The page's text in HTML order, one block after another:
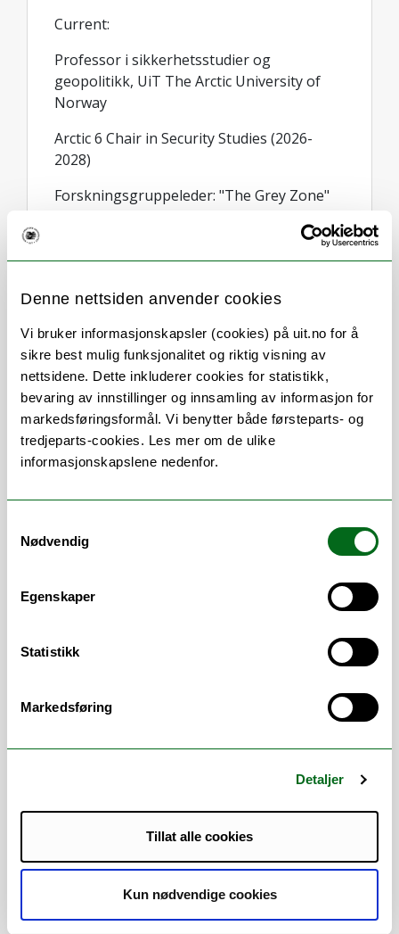
Denne nettsiden anvender cookies
Vi bruker informasjonskapsler (cookies) på uit.no for å
sikre best mulig funksjonalitet og riktig visning av
nettsidene. Dette inkluderer cookies for statistikk,
bevaring av innstillinger og innsamling av informasjon for
markedsføringsformål. Vi benytter både førsteparts- og
tredjeparts-cookies. Les mer om de ulike
informasjonskapslene nedenfor.
Nødvendig
Egenskaper
Statistikk
Markedsføring
Detaljer
Tillat alle cookies
Kun nødvendige cookies
Current:
Professor i sikkerhetsstudier og
geopolitikk, UiT The Arctic University of
Norway
Arctic 6 Chair in Security Studies (2026-
2028)
Forskningsgruppeleder: "The Grey Zone"
her:https://uit.no/research/thegreyzone )
Polarforskning https://www.polar-
Medlem Academica
Borealis https://site.uit.no/academiaborealis/
Jeg har et forskningsfokus på
sikkerhetsstudier i bred forstand, inkludert
sikkerhet i nordområdene. En betydelig del
av mitt arbeid omhandler sammensatte
og hvordan disse retter seg mot både
samfunn og individer med mål om å svekke
tilnærminger som kombinerer «nedenfra»-
perspektiver, herunder feministiske
for å forstå hvordan sikkerhet produseres,
utfordres og opprettholdes.
Disse teoretiske og analytiske
rammeverkene anvendes særlig i analyser